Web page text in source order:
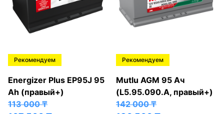
Рекомендуем
Energizer Plus EP95J 95
Ah (правый+)
113 000₸
Рекомендуем
Mutlu AGM 95 Ач
(L5.95.090.A, правый+)
142 000₸